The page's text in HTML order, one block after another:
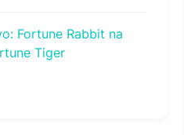
Fortune Rabbit na
Tiger